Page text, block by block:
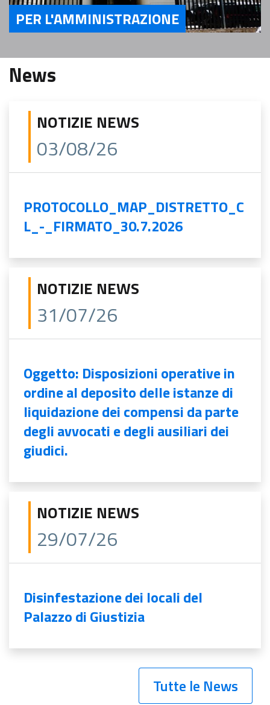
PER L'AMMINISTRAZIONE
News
NOTIZIE NEWS
03/08/26
PROTOCOLLO_MAP_DISTRETTO_C
L_-_FIRMATO_30.7.2026
NOTIZIE NEWS
31/07/26
Oggetto: Disposizioni operative in
ordine al deposito delle istanze di
liquidazione dei compensi da parte
degli avvocati e degli ausiliari dei
giudici.
NOTIZIE NEWS
29/07/26
Disinfestazione dei locali del
Palazzo di Giustizia
Tutte le News